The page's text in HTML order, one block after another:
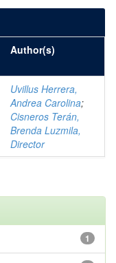
Author(s)
Uvillus Herrera,
Andrea Carolina;
Cisneros Terán,
Brenda Luzmila,
Director
1